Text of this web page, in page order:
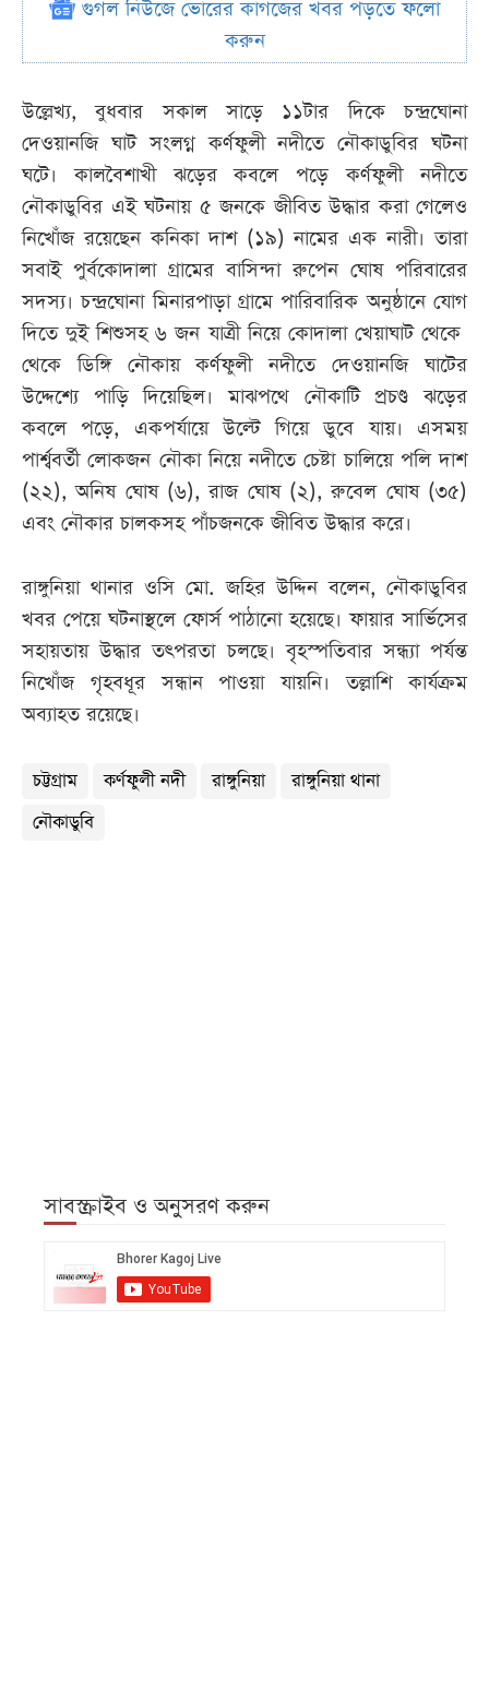
গুগল নিউজে ভোরের কাগজের খবর পড়তে ফলো
করুন
উল্লেখ্য, বুধবার সকাল সাড়ে ১১টার দিকে চন্দ্রঘোনা
দেওয়ানজি ঘাট সংলগ্ন কর্ণফুলী নদীতে নৌকাডুবির ঘটনা
ঘটে। কালবৈশাখী ঝড়ের কবলে পড়ে কর্ণফুলী নদীতে
নৌকাডুবির এই ঘটনায় ৫ জনকে জীবিত উদ্ধার করা গেলেও
নিখোঁজ রয়েছেন কনিকা দাশ (১৯) নামের এক নারী। তারা
সবাই পুর্বকোদালা গ্রামের বাসিন্দা রুপেন ঘোষ পরিবারের
সদস্য। চন্দ্রঘোনা মিনারপাড়া গ্রামে পারিবারিক অনুষ্ঠানে যোগ
দিতে দুই শিশুসহ ৬ জন যাত্রী নিয়ে কোদালা খেয়াঘাট থেকে
থেকে ডিঙ্গি নৌকায় কর্ণফুলী নদীতে দেওয়ানজি ঘাটের
উদ্দেশ্যে পাড়ি দিয়েছিল। মাঝপথে নৌকাটি প্রচণ্ড ঝড়ের
কবলে পড়ে, একপর্যায়ে উল্টে গিয়ে ডুবে যায়। এসময়
পার্শ্ববর্তী লোকজন নৌকা নিয়ে নদীতে চেষ্টা চালিয়ে পলি দাশ
(২২), অনিষ ঘোষ (৬), রাজ ঘোষ (২), রুবেল ঘোষ (৩৫)
এবং নৌকার চালকসহ পাঁচজনকে জীবিত উদ্ধার করে।
রাঙ্গুনিয়া থানার ওসি মো. জহির উদ্দিন বলেন, নৌকাডুবির
খবর পেয়ে ঘটনাস্থলে ফোর্স পাঠানো হয়েছে। ফায়ার সার্ভিসের
সহায়তায় উদ্ধার তৎপরতা চলছে। বৃহস্পতিবার সন্ধ্যা পর্যন্ত
নিখোঁজ গৃহবধূর সন্ধান পাওয়া যায়নি। তল্লাশি কার্যক্রম
অব্যাহত রয়েছে।
চট্টগ্রাম কর্ণফুলী নদী রাঙ্গুনিয়া
রাঙ্গুনিয়া থানা
নৌকাডুবি
সাবস্ক্রাইব ও অনুসরণ করুন